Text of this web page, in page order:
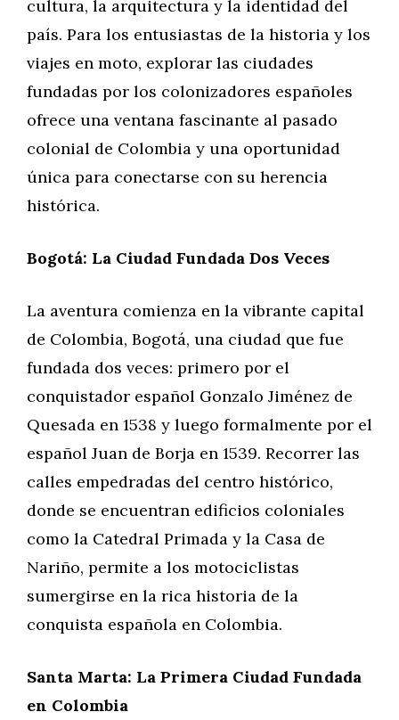
cultura, la arquitectura y la identidad del
país. Para los entusiastas de la historia y los
viajes en moto, explorar las ciudades
fundadas por los colonizadores españoles
ofrece una ventana fascinante al pasado
colonial de Colombia y una oportunidad
única para conectarse con su herencia
histórica.
Bogotá: La Ciudad Fundada Dos Veces
La aventura comienza en la vibrante capital
de Colombia, Bogotá, una ciudad que fue
fundada dos veces: primero por el
conquistador español Gonzalo Jiménez de
Quesada en 1538 y luego formalmente por el
español Juan de Borja en 1539. Recorrer las
calles empedradas del centro histórico,
donde se encuentran edificios coloniales
como la Catedral Primada y la Casa de
Nariño, permite a los motociclistas
sumergirse en la rica historia de la
conquista española en Colombia.
Santa Marta: La Primera Ciudad Fundada
en Colombia